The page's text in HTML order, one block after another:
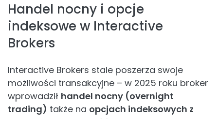
Handel nocny i opcje
indeksowe w Interactive
Brokers
Interactive Brokers stale poszerza swoje
możliwości transakcyjne – w 2025 roku broker
wprowadził handel nocny (overnight
trading) także na opcjach indeksowych z